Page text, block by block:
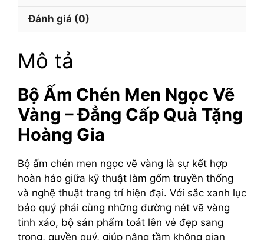
Đánh giá (0)
Mô tả
Bộ Ấm Chén Men Ngọc Vẽ
Vàng – Đẳng Cấp Quà Tặng
Hoàng Gia
Bộ ấm chén men ngọc vẽ vàng là sự kết hợp
hoàn hảo giữa kỹ thuật làm gốm truyền thống
và nghệ thuật trang trí hiện đại. Với sắc xanh lục
bảo quý phái cùng những đường nét vẽ vàng
tinh xảo, bộ sản phẩm toát lên vẻ đẹp sang
trọng, quyền quý, giúp nâng tầm không gian